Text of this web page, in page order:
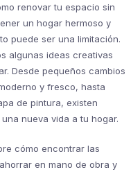
renovar tu espacio sin
un hogar hermoso y
puede ser una limitación.
algunas ideas creativas
Desde pequeños cambios
y fresco, hasta
de pintura, existen
nueva vida a tu hogar.
cómo encontrar las
en mano de obra y